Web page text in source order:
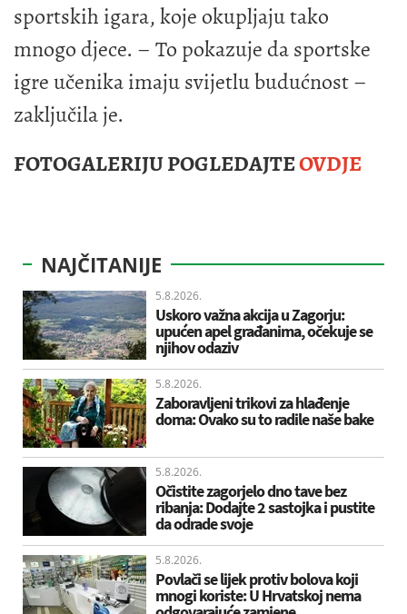
sportskih igara, koje okupljaju tako
mnogo djece. – To pokazuje da sportske
igre učenika imaju svijetlu budućnost –
zaključila je.
FOTOGALERIJU POGLEDAJTEOVDJE
NAJČITANIJE
5.8.2026.
Uskoro važna akcija u Zagorju:
upućen apel građanima, očekuje se
njihov odaziv
5.8.2026.
Zaboravljeni trikovi za hlađenje
doma: Ovako su to radile naše bake
5.8.2026.
Očistite zagorjelo dno tave bez
ribanja: Dodajte 2 sastojka i pustite
da odrade svoje
5.8.2026.
Povlači se lijek protiv bolova koji
mnogi koriste: U Hrvatskoj nema